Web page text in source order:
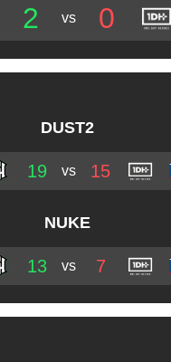
2 vs 0
DUST2
19 vs 15
NUKE
13 vs 7